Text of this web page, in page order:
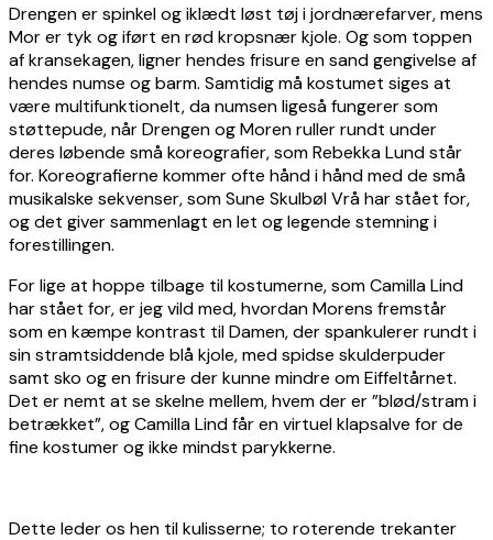
Drengen er spinkel og iklædt løst tøj i jordnærefarver, mens
Mor er tyk og iført en rød kropsnær kjole. Og som toppen
af kransekagen, ligner hendes frisure en sand gengivelse af
hendes numse og barm. Samtidig må kostumet siges at
være multifunktionelt, da numsen ligeså fungerer som
støttepude, når Drengen og Moren ruller rundt under
deres løbende små koreografier, som Rebekka Lund står
for. Koreografierne kommer ofte hånd i hånd med de små
musikalske sekvenser, som Sune Skulbøl Vrå har stået for,
og det giver sammenlagt en let og legende stemning i
forestillingen.
For lige at hoppe tilbage til kostumerne, som Camilla Lind
har stået for, er jeg vild med, hvordan Morens fremstår
som en kæmpe kontrast til Damen, der spankulerer rundt i
sin stramtsiddende blå kjole, med spidse skulderpuder
samt sko og en frisure der kunne mindre om Eiffeltårnet.
Det er nemt at se skelne mellem, hvem der er ”blød/stram i
betrækket”, og Camilla Lind får en virtuel klapsalve for de
fine kostumer og ikke mindst parykkerne.
Dette leder os hen til kulisserne; to roterende trekanter